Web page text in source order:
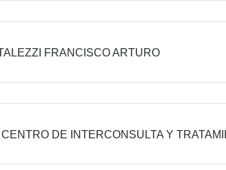
FRANCISCO ARTURO
DE INTERCONSULTA Y